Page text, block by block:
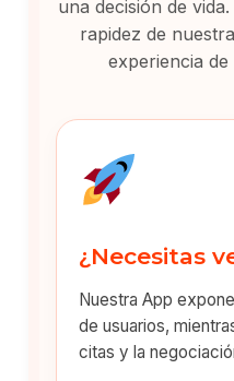
una decisión de
rapidez de
experiencia
¿Necesitas
Nuestra App
de usuarios,
citas y la